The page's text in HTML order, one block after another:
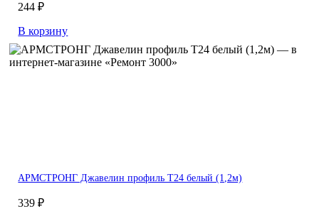
244 ₽
В корзину
АРМСТРОНГ Джавелин профиль Т24 белый (1,2м)
339 ₽